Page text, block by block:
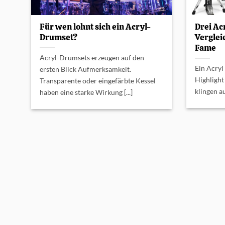
Für wen lohnt sich ein Acryl-
Drumset?
Acryl-Drumsets erzeugen auf den
ersten Blick Aufmerksamkeit.
Transparente oder eingefärbte Kessel
haben eine starke Wirkung [...]
Drei
Fame
Ein Acryl
Highlight
klingen